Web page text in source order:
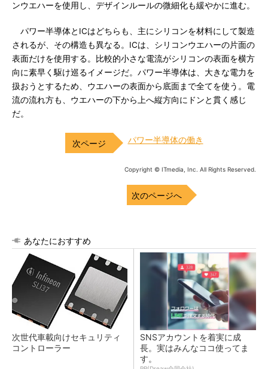
ンウエハーを使用し、デザインルールの微細化も緩やかに進む。
パワー半導体とICはどちらも、主にシリコンを材料にして製造
されるが、その構造も異なる。ICは、シリコンウエハーの片面の
表面だけを使用する。比較的小さな電流がシリコンの表面を横方
向に素早く駆け巡るイメージだ。パワー半導体は、大きな電力を
扱おうとするため、ウエハーの表面から底面まで全てを使う。電
流の流れ方も、ウエハーの下から上へ縦方向にドンと貫く感じ
だ。
パワー半導体の働き
Copyright © ITmedia, Inc. All Rights Reserved.
次のページへ
あなたにおすすめ
次世代車載向けセキュリティ
コントローラー
SNSアカウントを着実に成
長。実はみんなココ使ってま
す。